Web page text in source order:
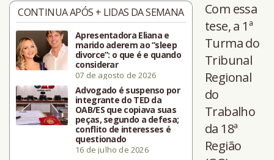
CONTINUA APÓS + LIDAS DA SEMANA
Apresentadora Eliana e
marido aderem ao “sleep
divorce”: o que é e quando
considerar
07 de agosto de 2026
Advogado é suspenso por
integrante do TED da
OAB/ES que copiava suas
peças, segundo a defesa;
conflito de interesses é
questionado
16 de julho de 2026
Com essa
tese, a 1ª
Turma do
Tribunal
Regional
do
Trabalho
da 18ª
Região